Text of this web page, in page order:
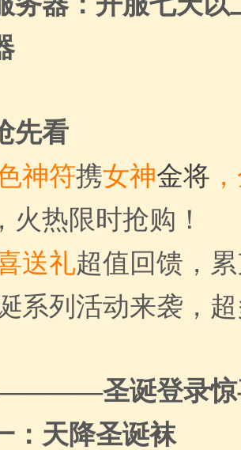
先看
神符携女神金将
火热限时抢购！
送礼超值回馈，
系列活动来袭，
圣诞登录
：天降圣诞袜